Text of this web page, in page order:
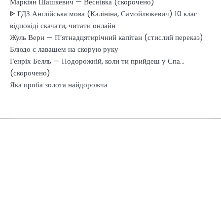
ᐈ ГДЗ Англійська мова (Калініна, Самойлюкевич) 10 клас
відповіді скачати, читати онлайн
Жуль Верн — П’ятнадцятирічний капітан (стислий переказ)
Блюдо с лавашем на скорую руку
Генріх Белль — Подорожній, коли ти прийдеш у Спа…
(скорочено)
Яка проба золота найдорожча